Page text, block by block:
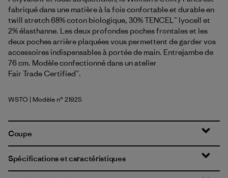
fabriqué dans une matière à la fois confortable et durable en
twill stretch 68% coton biologique, 30% TENCEL™ lyocell et
2% élasthanne. Les deux profondes poches frontales et les
deux poches arrière plaquées vous permettent de garder vos
accessoires indispensables à portée de main. Entrejambe de
76 cm. Modèle confectionné dans un atelier
Fair Trade Certified™.
Weathered Stone
WSTO | Modèle n° 21925
Coupe
Spécifications et caractéristiques